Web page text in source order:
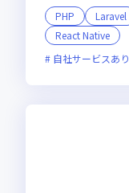
PHP
Laravel
React Native
自社サービスあり